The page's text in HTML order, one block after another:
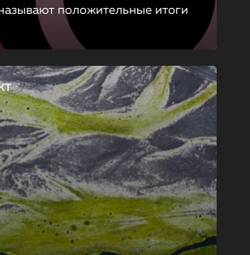
положительные итоги